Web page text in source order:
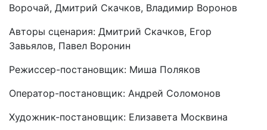
Ворочай, Дмитрий Скачков, Владимир Воронов
Авторы сценария: Дмитрий Скачков, Егор
Завьялов, Павел Воронин
Режиссер-постановщик: Миша Поляков
Оператор-постановщик: Андрей Соломонов
Художник-постановщик: Елизавета Москвина